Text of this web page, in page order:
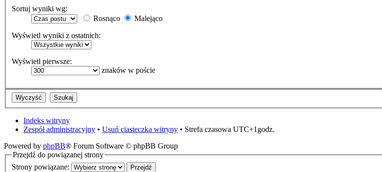
Sortuj wyniki wg:
Rosnąco
Malejąco
Wyświetl wyniki z ostatnich:
Wyświetl pierwsze:
znaków w poście
Indeks witryny
Zespół administracyjny • Usuń ciasteczka witryny • Strefa czasowa UTC+1godz.
Powered by phpBB® Forum Software © phpBB Group
Przejdź do powiązanej strony
Strony powiązane: